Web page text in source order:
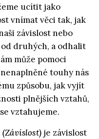
ucítit jako
vnímat věci tak, jak
závislost nebo
druhých, a odhalit
může pomoci
touhy nás
způsobu, jak vyjít
plnějších vztahů,
vztahujeme.
(Závislost)je závislost